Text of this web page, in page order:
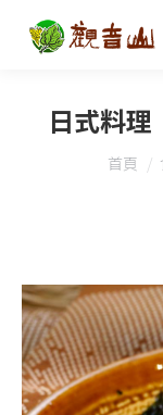
日式料
您在這
首頁